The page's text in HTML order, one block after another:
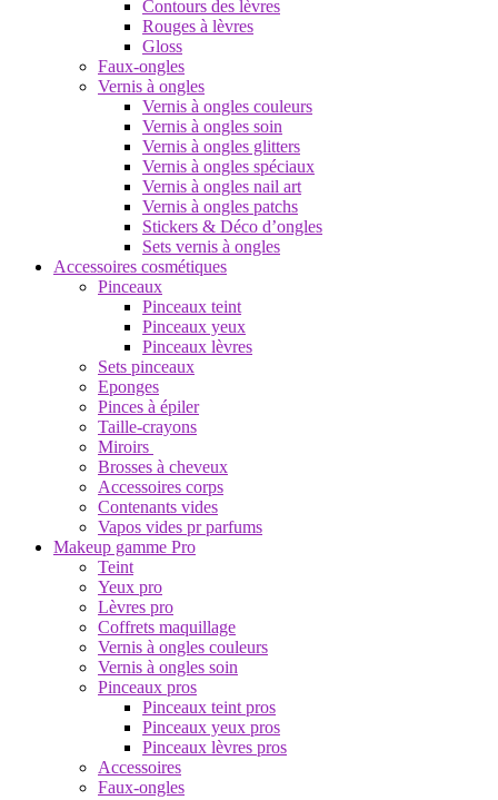
Contours des lèvres
Rouges à lèvres
Gloss
Faux-ongles
Vernis à ongles
Vernis à ongles couleurs
Vernis à ongles soin
Vernis à ongles glitters
Vernis à ongles spéciaux
Vernis à ongles nail art
Vernis à ongles patchs
Stickers & Déco d’ongles
Sets vernis à ongles
Accessoires cosmétiques
Pinceaux
Pinceaux teint
Pinceaux yeux
Pinceaux lèvres
Sets pinceaux
Eponges
Pinces à épiler
Taille-crayons
Miroirs
Brosses à cheveux
Accessoires corps
Contenants vides
Vapos vides pr parfums
Makeup gamme Pro
Teint
Yeux pro
Lèvres pro
Coffrets maquillage
Vernis à ongles couleurs
Vernis à ongles soin
Pinceaux pros
Pinceaux teint pros
Pinceaux yeux pros
Pinceaux lèvres pros
Accessoires
Faux-ongles